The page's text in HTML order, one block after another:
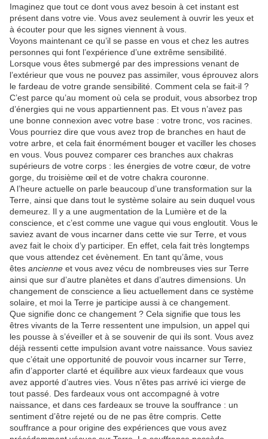
Imaginez que tout ce dont vous avez besoin à cet instant est
présent dans votre vie. Vous avez seulement à ouvrir les yeux et
à écouter pour que les signes viennent à vous.
Voyons maintenant ce qu’il se passe en vous et chez les autres
personnes qui font l’expérience d’une extrême sensibilité.
Lorsque vous êtes submergé par des impressions venant de
l’extérieur que vous ne pouvez pas assimiler, vous éprouvez alors
le fardeau de votre grande sensibilité. Comment cela se fait-il ?
C’est parce qu’au moment où cela se produit, vous absorbez trop
d’énergies qui ne vous appartiennent pas. Et vous n’avez pas
une bonne connexion avec votre base : votre tronc, vos racines.
Vous pourriez dire que vous avez trop de branches en haut de
votre arbre, et cela fait énormément bouger et vaciller les choses
en vous. Vous pouvez comparer ces branches aux chakras
supérieurs de votre corps : les énergies de votre cœur, de votre
gorge, du troisième œil et de votre chakra couronne.
A l’heure actuelle on parle beaucoup d’une transformation sur la
Terre, ainsi que dans tout le système solaire au sein duquel vous
demeurez. Il y a une augmentation de la Lumière et de la
conscience, et c’est comme une vague qui vous engloutit. Vous le
saviez avant de vous incarner dans cette vie sur Terre, et vous
avez fait le choix d’y participer. En effet, cela fait très longtemps
que vous attendez cet évènement. En tant qu’âme, vous
êtes ancienne et vous avez vécu de nombreuses vies sur Terre
ainsi que sur d’autre planètes et dans d’autres dimensions. Un
changement de conscience a lieu actuellement dans ce système
solaire, et moi la Terre je participe aussi à ce changement.
Que signifie donc ce changement ? Cela signifie que tous les
êtres vivants de la Terre ressentent une impulsion, un appel qui
les pousse à s’éveiller et à se souvenir de qui ils sont. Vous avez
déjà ressenti cette impulsion avant votre naissance. Vous saviez
que c’était une opportunité de pouvoir vous incarner sur Terre,
afin d’apporter clarté et équilibre aux vieux fardeaux que vous
avez apporté d’autres vies. Vous n’êtes pas arrivé ici vierge de
tout passé. Des fardeaux vous ont accompagné à votre
naissance, et dans ces fardeaux se trouve la souffrance : un
sentiment d’être rejeté ou de ne pas être compris. Cette
souffrance a pour origine des expériences que vous avez